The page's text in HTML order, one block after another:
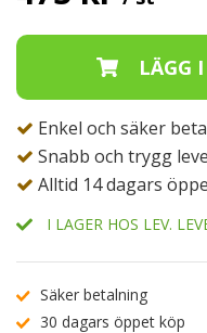
Enkel och säker
Snabb och trygg
Alltid 14 dagars
I LAGER HOS LEV.
Säker betalning
30 dagars öppet köp